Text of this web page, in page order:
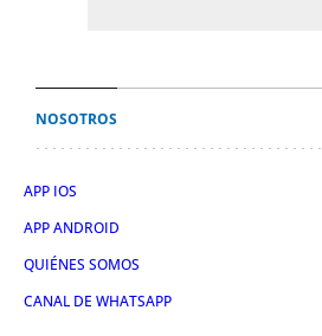
NOSOTROS
APP IOS
APP ANDROID
QUIÉNES SOMOS
CANAL DE WHATSAPP